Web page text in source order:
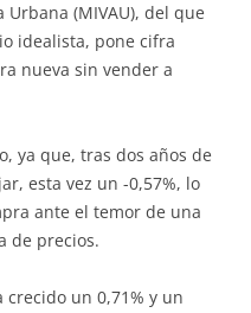
(MIVAU), del que
idealista, pone cifra
nueva sin vender a
ya que, tras dos años de
esta vez un -0,57%, lo
ante el temor de una
de precios.
crecido un 0,71% y un